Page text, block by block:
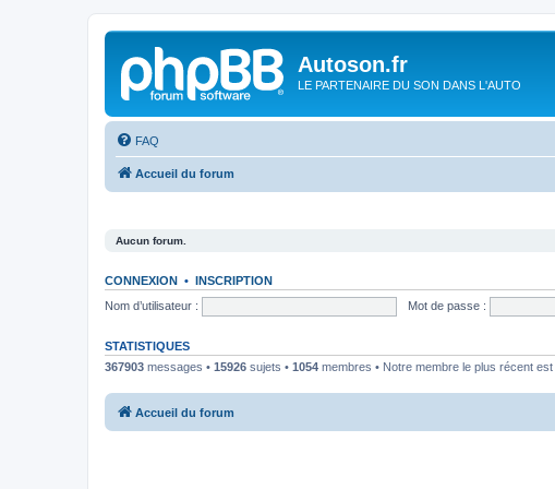
Autoson.fr
LE PARTENAIRE DU SON DANS L'AUTO
FAQ
Accueil du forum
Aucun forum.
CONNEXION • INSCRIPTION
Nom d’utilisateur :
Mot de passe :
STATISTIQUES
367903 messages • 15926 sujets • 1054 membres • Notre membre le plus récent est
Accueil du forum